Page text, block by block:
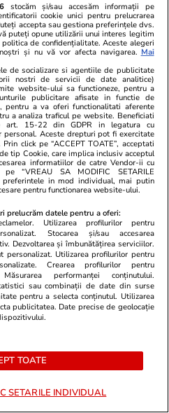
dezvăluiri
de râs
ca tatăl
viața”
GSP.RO
Noua sală
săptămâna
ghici primul
găzduit
stocăm și/sau accesăm informații pe
cookie unici pentru prelucrarea
accepta sau gestiona preferințele dvs.
puteți opune utilizării unui interes legitim
de confidențialitate. Aceste alegeri
și nu vă vor afecta navigarea. Mai
de socializare si agentiile de publicitate
nostri de servicii de date analitice)
website-ului sa functioneze, pentru a
publicitare afisate in functie de
pentru a va oferi functionalitati aferente
a analiza traficul pe website. Beneficiati
art. 15-22 din GDPR in legatura cu
personal. Aceste drepturi pot fi exercitate
Prin click pe “ACCEPT TOATE”, acceptati
tip Cookie, care implica inclusiv acceptul
informatiilor de catre Vendor-ii cu
“VREAU SA MODIFIC SETARILE
preferintele in mod individual, mai putin
pentru functionarea website-ului.
prelucrăm datele pentru a oferi:
Utilizarea profilurilor pentru
Stocarea și/sau accesarea
Dezvoltarea și îmbunătățirea serviciilor.
personalizat. Utilizarea profilurilor pentru
Crearea profilurilor pentru
performanței conținutului.
sau combinații de date din surse
pentru a selecta conținutul. Utilizarea
publicitatea. Date precise de geolocație
TOATE
SETARILE INDIVIDUAL